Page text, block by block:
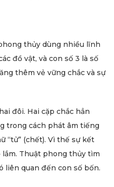
thủy dùng nhiều lĩnh
đồ vật, và con số 3 là số
thêm vẻ vững chắc và sự
đôi. Hai cặp chắc hẳn
trong cách phát âm tiếng
“tử” (chết). Vì thế sự kết
Thuật phong thủy tìm
liên quan đến con số bốn.